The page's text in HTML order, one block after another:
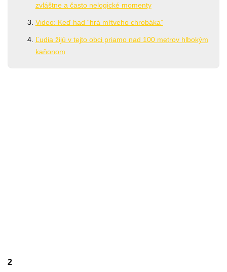
zvláštne a často nelogické momenty
Video: Keď had “hrá mŕtveho chrobáka”
Ľudia žijú v tejto obci priamo nad 100 metrov hlbokým
kaňonom
2